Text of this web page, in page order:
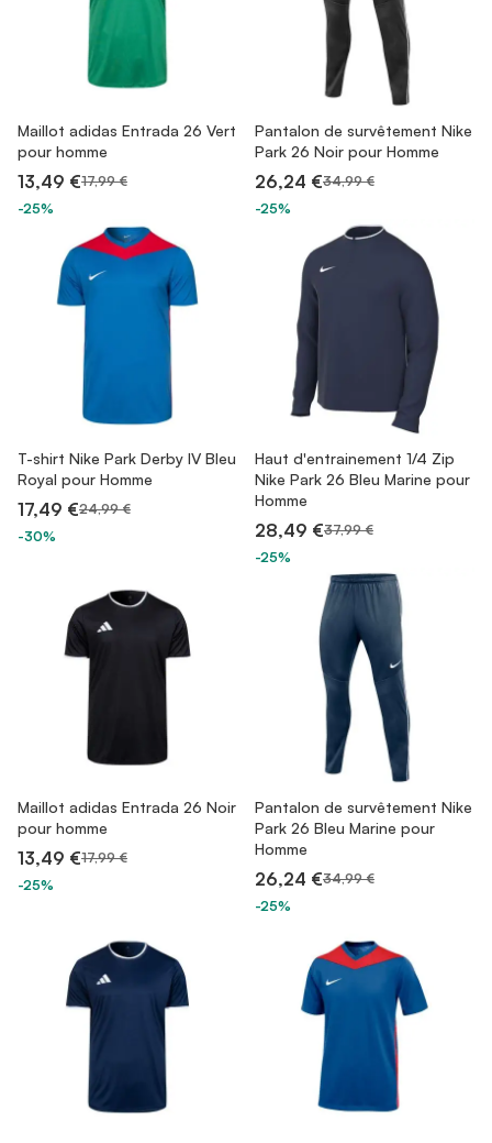
Maillot adidas Entrada 26 Vert
pour homme
13,49 €17,99 €
-25%
Pantalon de survêtement Nike
Park 26 Noir pour Homme
26,24 €34,99 €
-25%
T-shirt Nike Park Derby IV Bleu
Royal pour Homme
17,49 €24,99 €
-30%
Haut d'entrainement 1/4 Zip
Nike Park 26 Bleu Marine pour
Homme
28,49 €37,99 €
-25%
Maillot adidas Entrada 26 Noir
pour homme
13,49 €17,99 €
-25%
Pantalon de survêtement Nike
Park 26 Bleu Marine pour
Homme
26,24 €34,99 €
-25%